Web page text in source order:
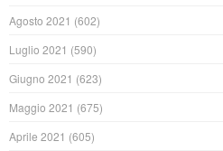
Agosto 2021 (602)
Luglio 2021 (590)
Giugno 2021 (623)
Maggio 2021 (675)
Aprile 2021 (605)